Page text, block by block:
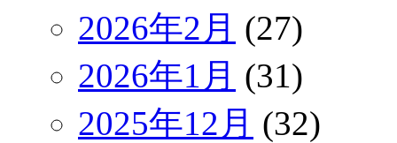
2026年2月 (27)
2026年1月 (31)
2025年12月 (32)